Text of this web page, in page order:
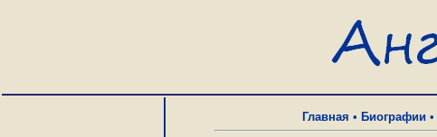
Главная • Биографии •